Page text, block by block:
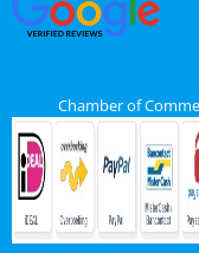
Chamber of